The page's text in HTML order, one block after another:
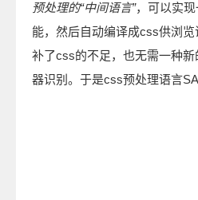
预处理的“中间语言”，可以实现
能，然后自动编译成css供浏
补了css的不足，也无需一种
器识别。于是css预处理语言